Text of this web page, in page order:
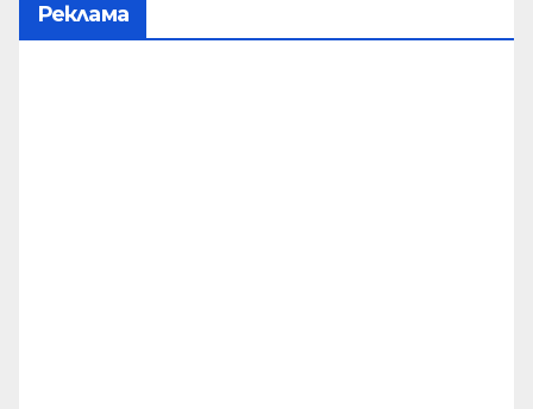
Реклама